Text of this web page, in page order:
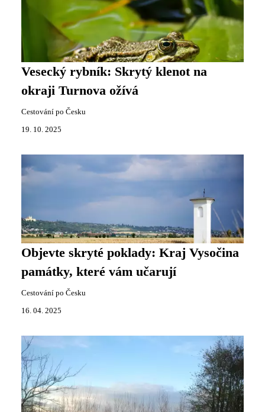
Vesecký rybník: Skrytý klenot na
okraji Turnova ožívá
Cestování po Česku
19. 10. 2025
Objevte skryté poklady: Kraj Vysočina
památky, které vám učarují
Cestování po Česku
16. 04. 2025